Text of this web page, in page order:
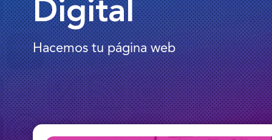
Digital
Hacemos tu página web